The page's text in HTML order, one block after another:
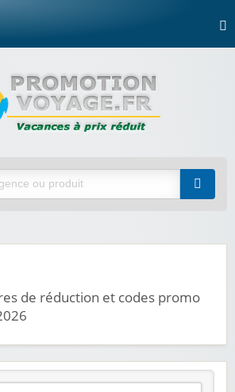
de réduction et codes promo